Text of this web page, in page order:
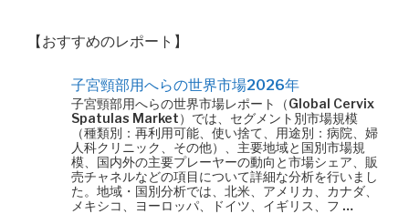
【おすすめのレポート】
子宮頸部用へらの世界市場2026年
子宮頸部用へらの世界市場レポート（Global Cervix
Spatulas Market）では、セグメント別市場規模
（種類別：再利用可能、使い捨て、用途別：病院、婦
人科クリニック、その他）、主要地域と国別市場規
模、国内外の主要プレーヤーの動向と市場シェア、販
売チャネルなどの項目について詳細な分析を行いまし
た。地域・国別分析では、北米、アメリカ、カナダ、
メキシコ、ヨーロッパ、ドイツ、イギリス、フ …